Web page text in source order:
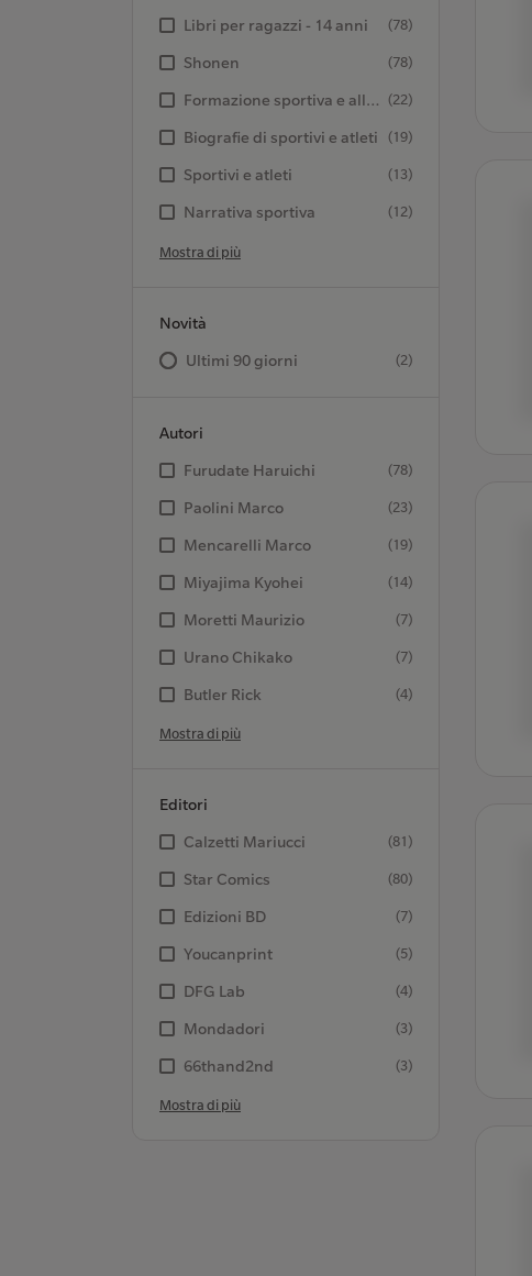
Libri per ragazzi - 14 anni (78)
Shonen (78)
Formazione sportiva e allenamento (22)
Biografie di sportivi e atleti (19)
Sportivi e atleti (13)
Narrativa sportiva (12)
Mostra di più
Novità
Ultimi 90 giorni
(2)
Autori
Furudate Haruichi
(78)
Paolini Marco (23)
Mencarelli Marco (19)
Miyajima Kyohei (14)
Moretti Maurizio (7)
Urano Chikako (7)
Butler Rick (4)
Mostra di più
Editori
Calzetti Mariucci
(81)
Star Comics (80)
Edizioni BD (7)
Youcanprint (5)
DFG Lab (4)
Mondadori (3)
66thand2nd (3)
Mostra di più